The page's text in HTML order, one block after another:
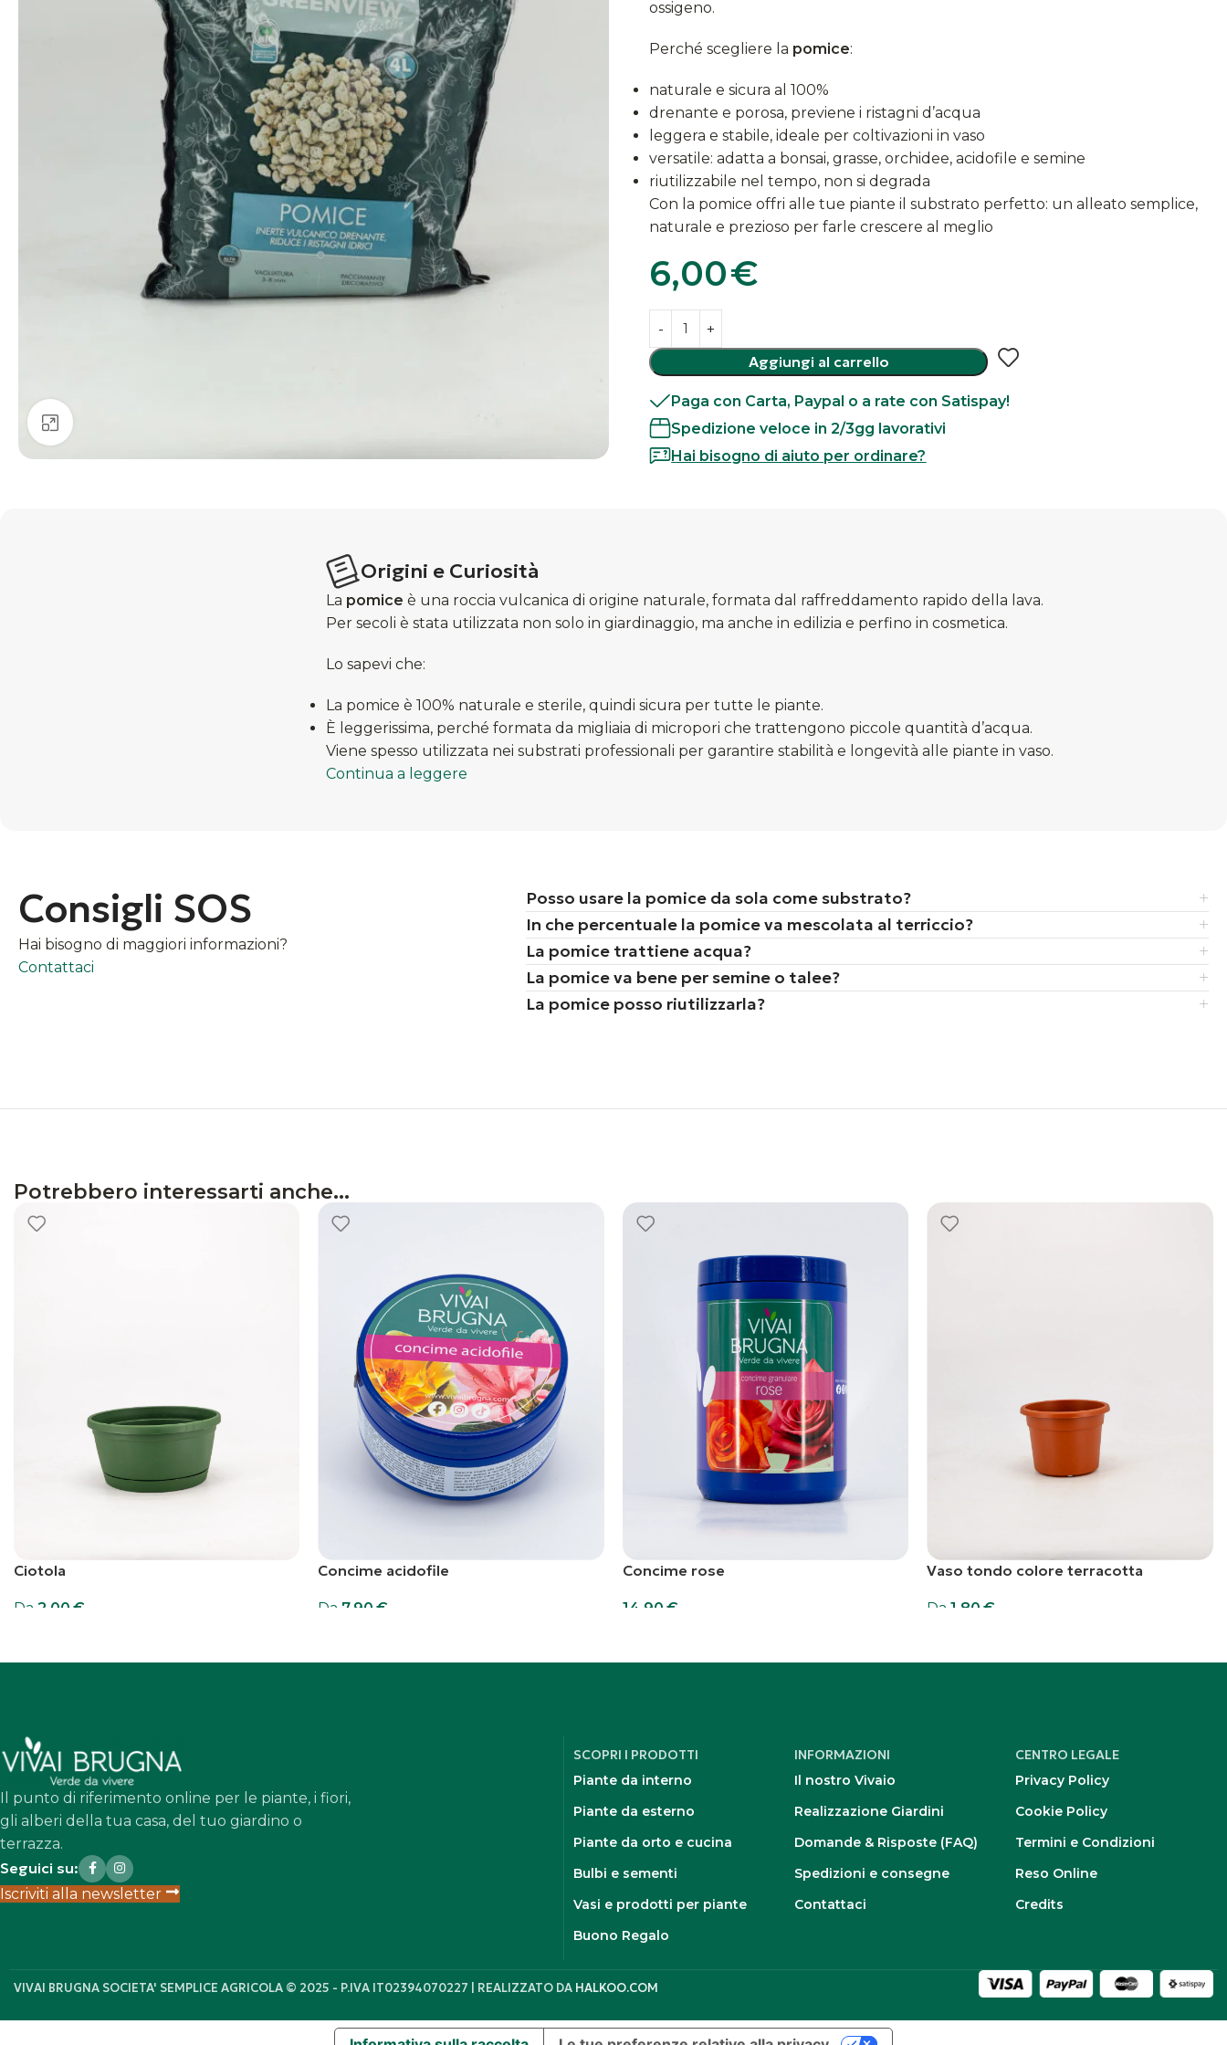
ossigeno.
Perché scegliere la pomice:
naturale e sicura al 100%
drenante e porosa, previene i ristagni d’acqua
leggera e stabile, ideale per coltivazioni in vaso
versatile: adatta a bonsai, grasse, orchidee, acidofile e semine
riutilizzabile nel tempo, non si degrada
Con la pomice offri alle tue piante il substrato perfetto: un alleato semplice,
naturale e prezioso per farle crescere al meglio
6,00€
Aggiungi al carrello
Paga con Carta, Paypal o a rate con Satispay!
Spedizione veloce in 2/3gg lavorativi
Hai bisogno di aiuto per ordinare?
Origini e Curiosità
La pomice è una roccia vulcanica di origine naturale, formata dal raffreddamento rapido della lava.
Per secoli è stata utilizzata non solo in giardinaggio, ma anche in edilizia e perfino in cosmetica.
Lo sapevi che:
La pomice è 100% naturale e sterile, quindi sicura per tutte le piante.
È leggerissima, perché formata da migliaia di micropori che trattengono piccole quantità d’acqua.
Viene spesso utilizzata nei substrati professionali per garantire stabilità e longevità alle piante in vaso.
Continua a leggere
Consigli SOS
Hai bisogno di maggiori informazioni?
Contattaci
Posso usare la pomice da sola come substrato?
In che percentuale la pomice va mescolata al terriccio?
La pomice trattiene acqua?
La pomice va bene per semine o talee?
La pomice posso riutilizzarla?
Potrebbero interessarti anche...
Ciotola
Da 2,00 €
Concime acidofile
Da 7,90 €
Concime rose
14,90 €
Vaso tondo colore terracotta
Da1,80 €
Il punto di riferimento online per le piante, i fiori,
gli alberi della tua casa, del tuo giardino o
terrazza.
Seguici su:
Iscriviti alla newsletter
SCOPRI I PRODOTTI
Piante da interno
Piante da esterno
Piante da orto e cucina
Bulbi e sementi
Vasi e prodotti per piante
Buono Regalo
INFORMAZIONI
Il nostro Vivaio
Realizzazione Giardini
Domande & Risposte (FAQ)
Spedizioni e consegne
Contattaci
CENTRO LEGALE
Privacy Policy
Cookie Policy
Termini e Condizioni
Reso Online
Credits
VIVAI BRUGNA SOCIETA' SEMPLICE AGRICOLA © 2025 - P.IVA IT02394070227 | REALIZZATO DA HALKOO.COM